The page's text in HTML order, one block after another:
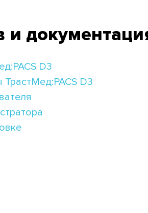
и
D3
D3